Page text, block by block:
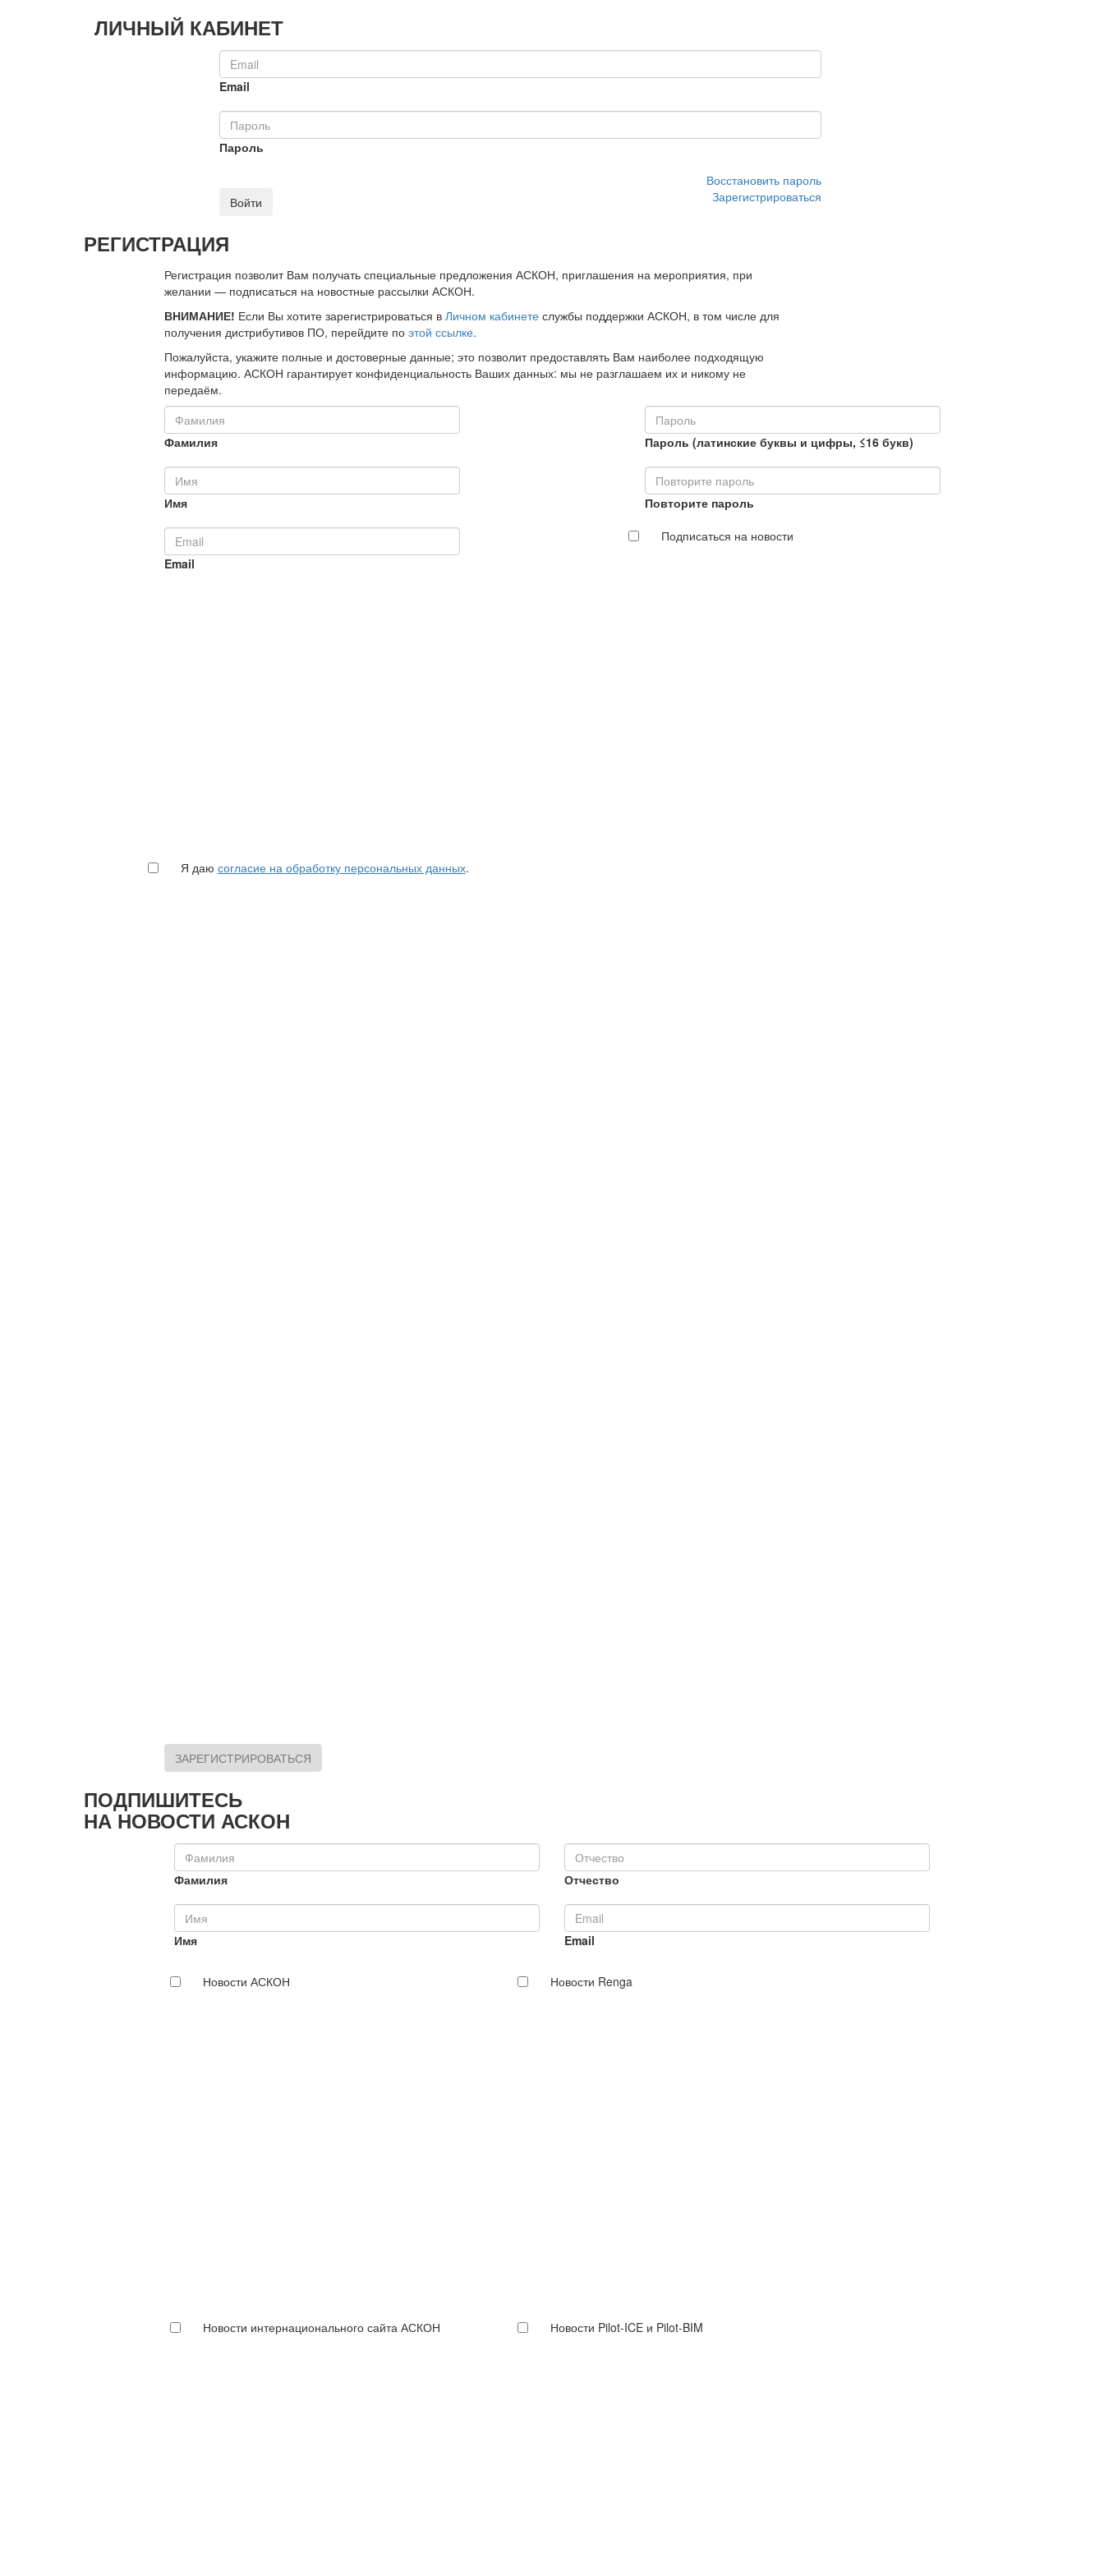
ЛИЧНЫЙ КАБИНЕТ
Email
Пароль
Восстановить пароль
Войти
Зарегистрироваться
РЕГИСТРАЦИЯ
Регистрация позволит Вам получать специальные предложения АСКОН, приглашения на мероприятия, при
желании — подписаться на новостные рассылки АСКОН.
ВНИМАНИЕ! Если Вы хотите зарегистрироваться в Личном кабинетеслужбы поддержки АСКОН, в том числе для
получения дистрибутивов ПО, перейдите по этой ссылке.
Пожалуйста, укажите полные и достоверные данные; это позволит предоставлять Вам наиболее подходящую
информацию. АСКОН гарантирует конфиденциальность Ваших данных: мы не разглашаем их и никому не
передаём.
Фамилия
Имя
Email
Пароль (латинские буквы и цифры, ≤16 букв)
Повторите пароль
Подписаться на новости
Я даю согласие на обработку персональных данных.
ЗАРЕГИСТРИРОВАТЬСЯ
ПОДПИШИТЕСЬ
НА НОВОСТИ АСКОН
Фамилия
Имя
Отчество
Email
Новости АСКОН
Новости интернационального сайта АСКОН
Новости Renga
Новости Pilot-ICE и Pilot-BIM